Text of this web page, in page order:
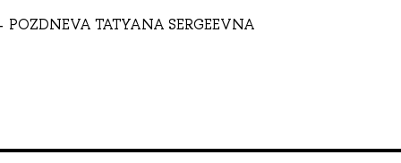
POZDNEVA TATYANA SERGEEVNA